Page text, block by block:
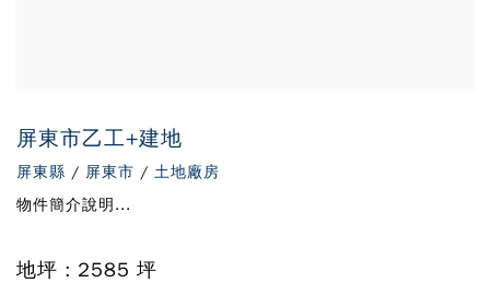
屏東市乙工+建地
屏東縣 / 屏東市 / 土地廠房
物件簡介說明...
地坪 : 2585 坪